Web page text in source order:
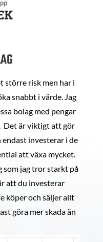
större risk men har i
snabbt i värde. Jag
bolag med pengar
Det är viktigt att gör
endast investerar i de
att växa mycket.
som jag tror starkt på
att du investerar
köper och säljer allt
göra mer skada än